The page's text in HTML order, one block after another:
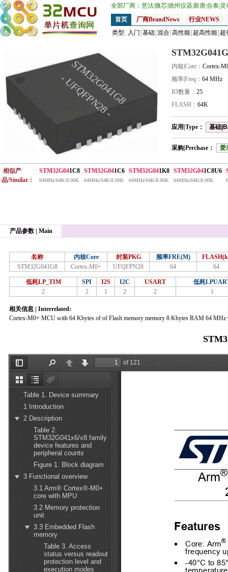
全部厂商： 意法微芯德州仪器新唐合泰 灵
首页
厂商BrandNews
行业NEWS
类型: 入门 基础 混合 高性能 超高性能 超
STM32G041G8
- UFQFPN28 -
内核|Core： Cortex-
频率|Freq： 64 MHz
IO数量： 25
FLASH： 64K
应用|Type： 基础
采购|Perchase： 爱
相似产
品/Similar：
STM32G041C8
64MHz/64K/8.00K
STM32G041C6
64MHz/64K/8.00K
STM32G041K8
64MHz/64K/8.00K
STM32G041C8U6
64MHz/64K/8.00K
产品参数 | Main
名称 内核Core 封装PKG 频率FRE(M)
STM32G041G8
Cortex-M0+ UFQFPN28 64 64
低耗LP_TIM SPI I2S I2C USART
低耗
2
2 1 2 2 1
相关信息 | Interrelated:
Cortex-M0+ MCU with 64 Kbytes of of Flash memory memory 8 Kbytes RAM 64